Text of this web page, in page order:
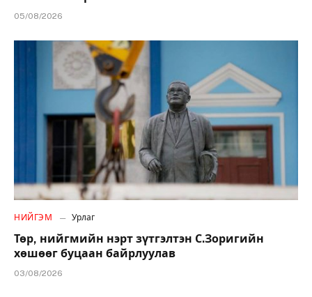
05/08/2026
НИЙГЭМ Урлаг
Төр, нийгмийн нэрт зүтгэлтэн С.Зоригийн
хөшөөг буцаан байрлуулав
03/08/2026